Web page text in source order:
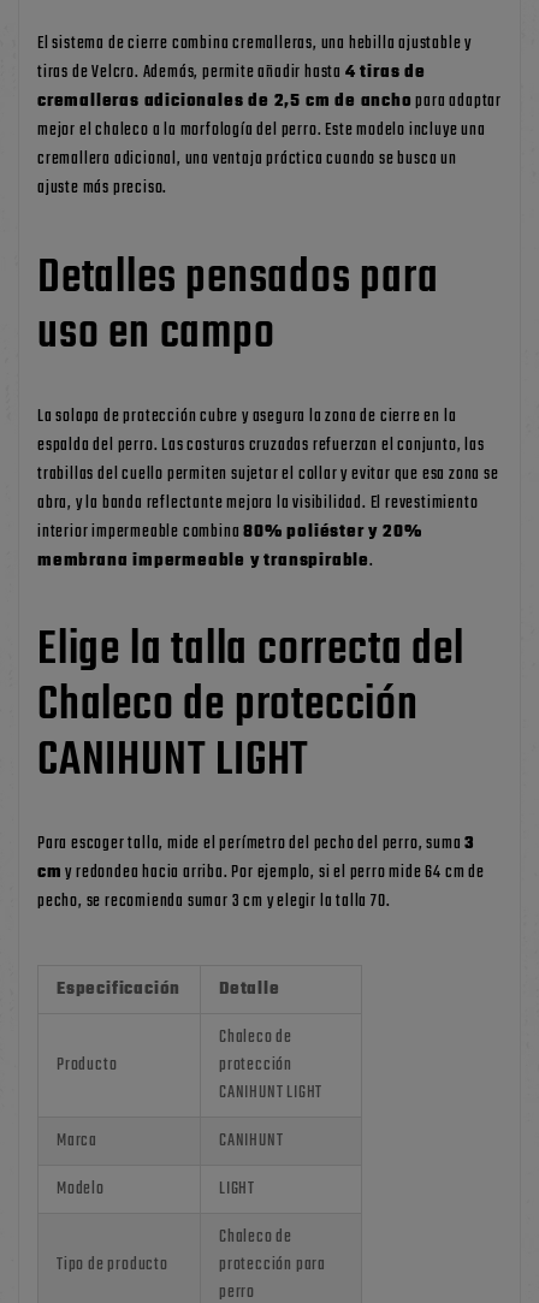
El sistema de cierre combina cremalleras, una hebilla ajustable y
tiras de Velcro. Además, permite añadir hasta 4 tiras de
cremalleras adicionales de 2,5 cm de anchopara adaptar
mejor el chaleco a la morfología del perro. Este modelo incluye una
cremallera adicional, una ventaja práctica cuando se busca un
ajuste más preciso.
Detalles pensados para
uso en campo
La solapa de protección cubre y asegura la zona de cierre en la
espalda del perro. Las costuras cruzadas refuerzan el conjunto, las
trabillas del cuello permiten sujetar el collar y evitar que esa zona se
abra, y la banda reflectante mejora la visibilidad. El revestimiento
interior impermeable combina80% poliéster y 20%
membrana impermeable y transpirable.
Elige la talla correcta del
Chaleco de protección
CANIHUNT LIGHT
Para escoger talla, mide el perímetro del pecho del perro, suma3
cmy redondea hacia arriba. Por ejemplo, si el perro mide 64 cm de
pecho, se recomienda sumar 3 cm y elegir la talla 70.
Especificación Detalle
Producto
Chaleco de
protección
CANIHUNT LIGHT
Marca
CANIHUNT
Modelo
LIGHT
Tipo de producto
Chaleco de
protección para
perro